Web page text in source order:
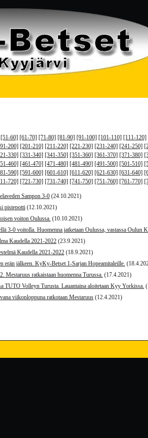
[51-60] [61-70] [71-80] [81-90] [91-100] [101-110] [111-120]
200] [201-210] [211-220] [221-230] [231-240] [241-250]
330] [331-340] [341-350] [351-360] [361-370] [371-380]
460] [461-470] [471-480] [481-490] [491-500] [501-510]
590] [591-600] [601-610] [611-620] [621-630] [631-640]
720] [721-730] [731-740] [741-750] [751-760] [761-770]
Sampon 3-0 (24.10.2021)
pistepotti (12.10.2021)
voiton Oulussa. (10.10.2021)
3-0 voitolla. Huomenna jatketaan Oulussa, vastassa Oulun
Kaudella 2021-2022 (23.9.2021)
Kaudella 2021-2022 (18.9.2021)
erän jälkeen. KyKy-Betset 1-Sarjan Hopeamitaleille.
ratkaistaan huomenna Turussa. (17.4.2021)
TUTO Volleyn Turusta. Lauantaina aloitetaan Kyy Yorkissa.
viikonloppuna ratkotaan Mestaruus (12.4.2021)